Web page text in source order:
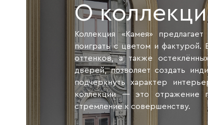
О
Коллекция «Камея»
поиграть с цветом и фактурой.
оттенков, а также
дверей, позволяет создать
подчеркнуть характер
коллекции — это отражение
стремление к совершенству.